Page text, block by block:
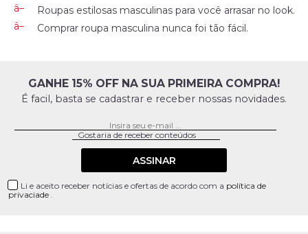
Roupas estilosas masculinas para você arrasar no look.
Comprar roupa masculina nunca foi tão fácil.
GANHE 15% OFF NA SUA PRIMEIRA COMPRA!
É facil, basta se cadastrar e receber nossas novidades.
ASSINAR
Li e aceito receber notícias e ofertas de acordo com a política de
privaciade .